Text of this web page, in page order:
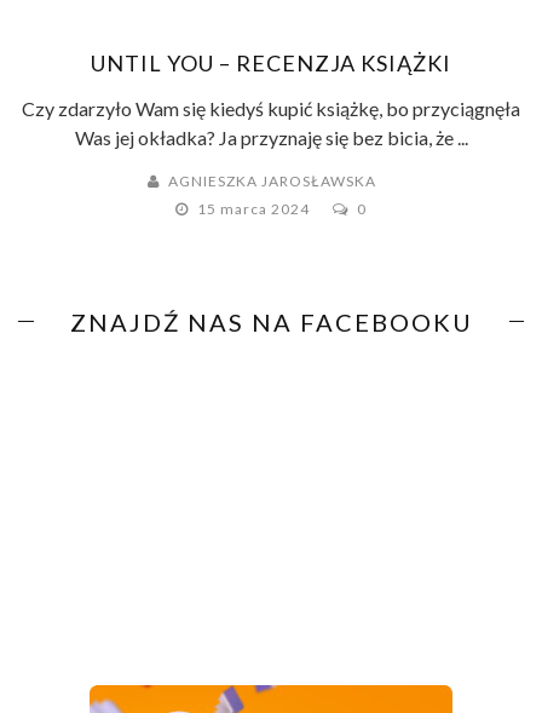
UNTIL YOU – RECENZJA KSIĄŻKI
Czy zdarzyło Wam się kiedyś kupić książkę, bo przyciągnęła
Was jej okładka? Ja przyznaję się bez bicia, że ...
AGNIESZKA JAROSŁAWSKA
15 marca 2024
0
ZNAJDŹ NAS NA FACEBOOKU